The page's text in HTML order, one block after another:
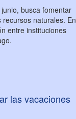
busca fomentar
naturales. En
entre instituciones
las vacaciones